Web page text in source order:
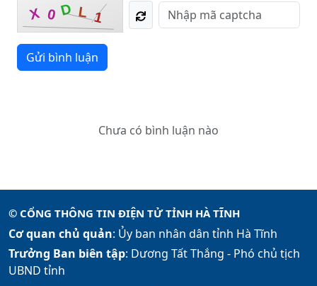
X 0 D L 1
Gửi bình luận
Chưa có bình luận nào
© CỔNG THÔNG TIN ĐIỆN TỬ TỈNH HÀ TĨNH
Cơ quan chủ quản: Ủy ban nhân dân tỉnh Hà Tĩnh
Trưởng Ban biên tập: Dương Tất Thắng - Phó chủ tịch
UBND tỉnh